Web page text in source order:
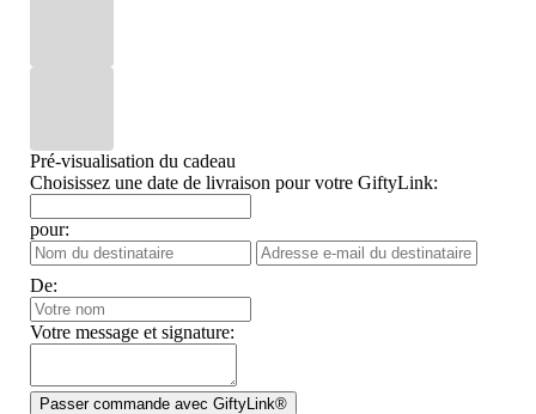
Pré-visualisation du cadeau
Choisissez une date de livraison pour votre GiftyLink:
pour:
De:
Votre message et signature: